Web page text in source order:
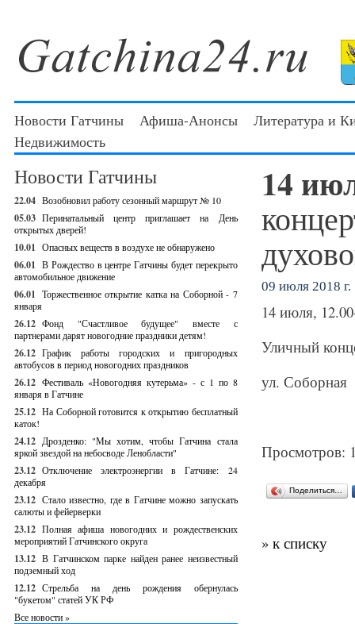
Новости Гатчины Афиша-Анонсы
Литература и
Недвижимость
Новости Гатчины
22.04 Возобновил работу сезонный маршрут № 10
05.03 Перинатальный центр приглашает на День
открытых дверей!
10.01 Опасных веществ в воздухе не обнаружено
06.01 В Рождество в центре Гатчины будет перекрыто
автомобильное движение
06.01 Торжественное открытие катка на Соборной - 7
января
26.12 Фонд "Счастливое будущее" вместе с
партнерами дарят новогодние праздники детям!
26.12 График работы городских и пригородных
автобусов в период новогодних праздников
26.12 Фестиваль «Новогодняя кутерьма» - с 1 по 8
января в Гатчине
25.12 На Соборной готовится к открытию бесплатный
каток!
24.12 Дрозденко: "Мы хотим, чтобы Гатчина стала
яркой звездой на небосводе Ленобласти"
23.12 Отключение электроэнергии в Гатчине: 24
декабря
23.12 Стало известно, где в Гатчине можно запускать
салюты и фейерверки
23.12 Полная афиша новогодних и рождественских
мероприятий Гатчинского округа
13.12 В Гатчинском парке найден ранее неизвестный
подземный ход
12.12 Стрельба на день рождения обернулась
"букетом" статей УК РФ
Все новости »
14
09 июля 2018 г.
14 июля,
Уличный
ул. Соборная
Просмотров:
Поделиться…
» к списку